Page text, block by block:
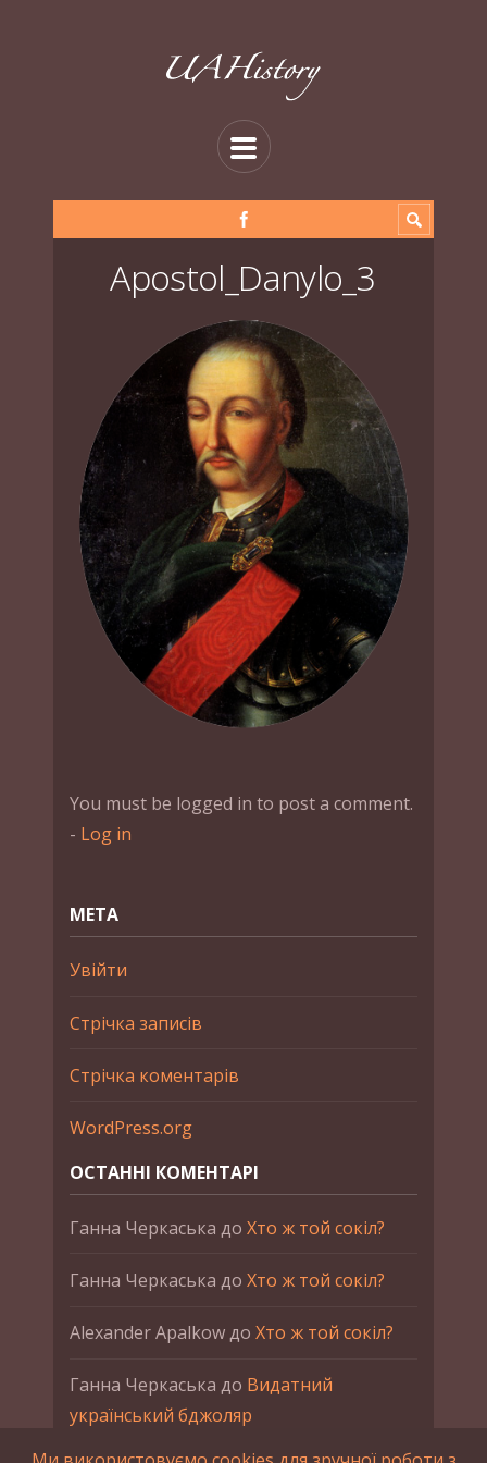
Apostol_Danylo_3
You must be logged in to post a comment.
- Log in
МЕТА
Увійти
Стрічка записів
Стрічка коментарів
WordPress.org
ОСТАННІ КОМЕНТАРІ
Ганна Черкаська до Хто ж той сокіл?
Ганна Черкаська до Хто ж той сокіл?
Alexander Apalkowдо Хто ж той сокіл?
Ганна Черкаська до Видатний
український бджоляр